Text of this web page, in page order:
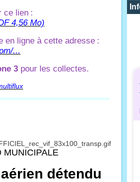
ce lien :
4,56 Mo)
en ligne à cette adresse :
...
3 pour les collectes.
MUNICIPALE
détendu